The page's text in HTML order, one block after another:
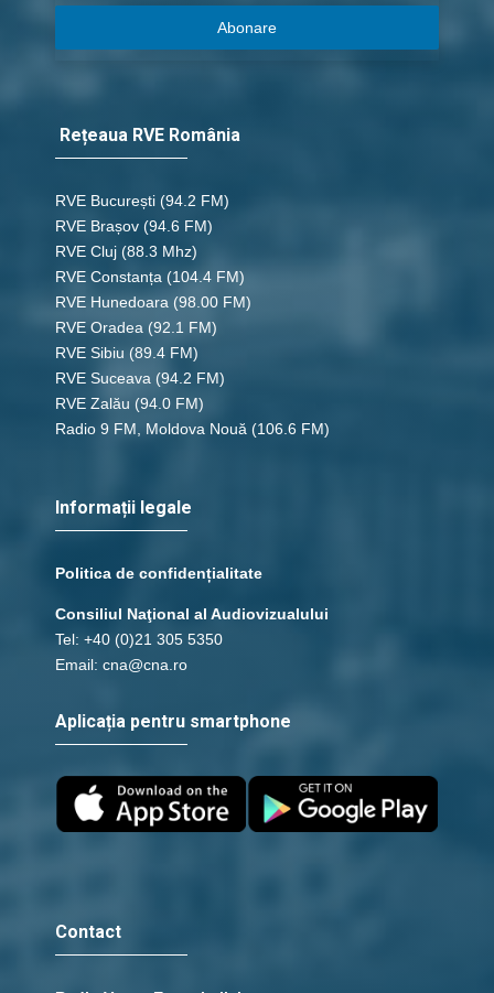
Abonare
Rețeaua RVE România
RVE București (94.2 FM)
RVE Brașov (94.6 FM)
RVE Cluj (88.3 Mhz)
RVE Constanța (104.4 FM)
RVE Hunedoara (98.00 FM)
RVE Oradea (92.1 FM)
RVE Sibiu (89.4 FM)
RVE Suceava (94.2 FM)
RVE Zalău (94.0 FM)
Radio 9 FM, Moldova Nouă (106.6 FM)
Informații legale
Politica de confidențialitate
Consiliul Naţional al Audiovizualului
Tel: +40 (0)21 305 5350
Email: cna@cna.ro
Aplicația pentru smartphone
Contact